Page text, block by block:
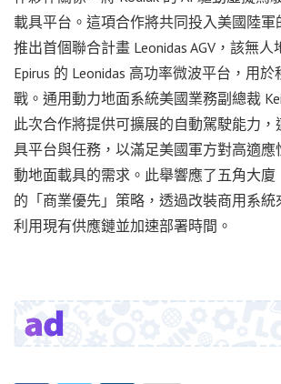
載具平台。這項合作將共同投入美國陸
推出首個聯合計畫 Leonidas AGV，該無人
Epirus 的 Leonidas 高功率微波平台，用
戰。通用動力地面系統美國業務副總裁
此次合作將提供可擴展的自動駕駛能力
具平台與任務，以滿足美國軍方對高適應
動地面載具的需求。此舉響應了五角大廈
的「商業優先」策略，透過改裝商用系統
利用現有供應鏈並加速部署時間。